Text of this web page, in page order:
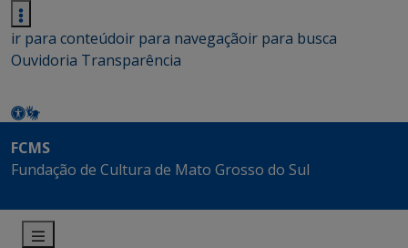
ir para conteúdoir para navegaçãoir para busca
Ouvidoria Transparência
FCMS
Fundação de Cultura de Mato Grosso do Sul